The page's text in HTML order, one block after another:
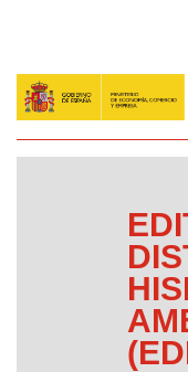
conteúdo
principal